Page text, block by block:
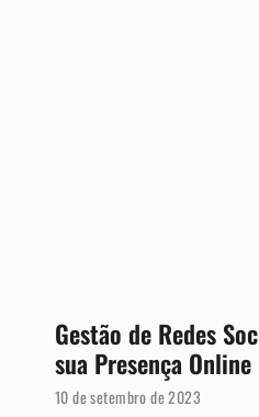
Gestão de Redes
sua Presença Online
10 de setembro de 2023